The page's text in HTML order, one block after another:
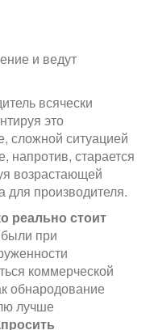
и ведут
всячески
это
сложной ситуацией
напротив, старается
возрастающей
для производителя.
реально стоит
при
коммерческой
обнародование
лучше